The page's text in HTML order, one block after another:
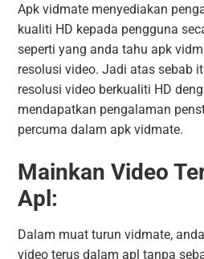
Apk vidmate menyediakan
kualiti HD kepada pengguna
seperti yang anda tahu apk
resolusi video. Jadi atas sebab
resolusi video berkualiti HD
mendapatkan pengalaman
percuma dalam apk vidmate.
Mainkan Video
Apl:
Dalam muat turun vidmate,
video terus dalam apl tanpa